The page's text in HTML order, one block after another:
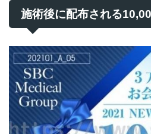
施術後に配布される